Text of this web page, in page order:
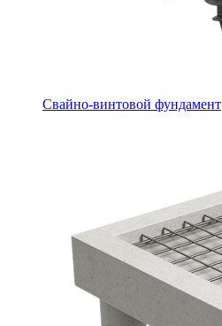
Свайно-винтовой фундамент